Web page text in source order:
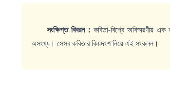
সংক্ষিপ্ত বিবরন : কবিতা-বিশ্বে অবিস্মরণীয়
অসংখ্য। সেসব কবিতার কিয়দংশ নিয়ে এই সংকলন।